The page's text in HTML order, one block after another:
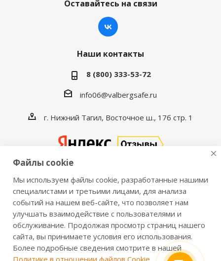
Оставайтесь на связи
Наши контакты
8 (800) 333-53-72
info06@valbergsafe.ru
г. Нижний Тагил, Восточное ш., 17б стр. 1
2016-2026 © VALBERGSAFE.RU — Интернет-магазин
сейфов Valberg и металлической мебели Практик.
Продажа сейфов для дома и офиса, металлических
шкафов, стеллажей, металлических дверей.
Информация о розничных ценах, технических
характеристиках, наличии на складе носит справочный
Файлы cookie
Мы используем файлы cookie, разработанные нашими
специалистами и третьими лицами, для анализа
событий на нашем веб-сайте, что позволяет нам
улучшать взаимодействие с пользователями и
обслуживание. Продолжая просмотр страниц нашего
сайта, вы принимаете условия его использования.
Более подробные сведения смотрите в нашей
Политике в отношении файлов Cookie